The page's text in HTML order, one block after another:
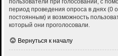
пользователи при голосовании, с
период проведения опроса в днях (0
постоянным) и возможность
который они проголосовали.
Вернуться к началу